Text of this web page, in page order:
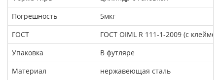
Погрешность
5мкг
ГОСТ
ГОСТ OIML R 111-1-2009 (с
Упаковка
В футляре
Материал
нержавеющая сталь